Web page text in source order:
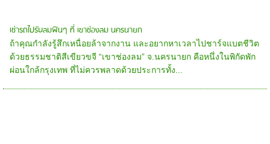
เช่ารถไปรับลมฟินๆ ที่ เขาช่องลม นครนายก
ถ้าคุณกำลังรู้สึกเหนื่อยล้าจากงาน และอยากหาเวลาไปชาร์จแบตชีวิต
ด้วยธรรมชาติสีเขียวขจี “เขาช่องลม” จ.นครนายก คือหนึ่งในพิกัดพัก
ผ่อนใกล้กรุงเทพ ที่ไม่ควรพลาดด้วยประการทั้ง...